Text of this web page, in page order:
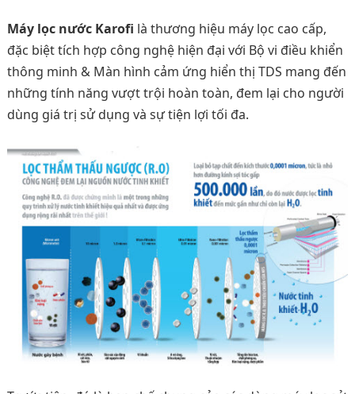
Máy lọc nước Karofi là thương hiệu máy lọc cao cấp,
đặc biệt tích hợp công nghệ hiện đại với Bộ vi điều khiển
thông minh & Màn hình cảm ứng hiển thị TDS mang đến
những tính năng vượt trội hoàn toàn, đem lại cho người
dùng giá trị sử dụng và sự tiện lợi tối đa.